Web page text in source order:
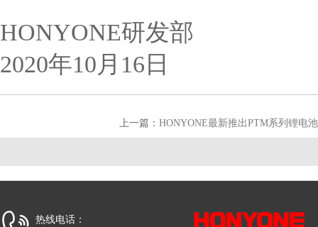
HONYONE研发部
2020年10月16日
上一篇： HONYONE最新推出PTM系列锂电
热线电话：